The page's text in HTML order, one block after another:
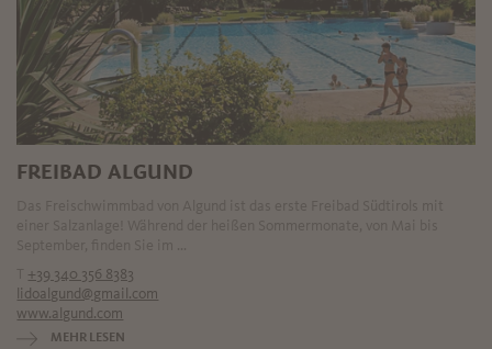
FREIBAD ALGUND
+39 340 356 8383
lidoalgund@gmail.com
www.algund.com
MEHR LESEN